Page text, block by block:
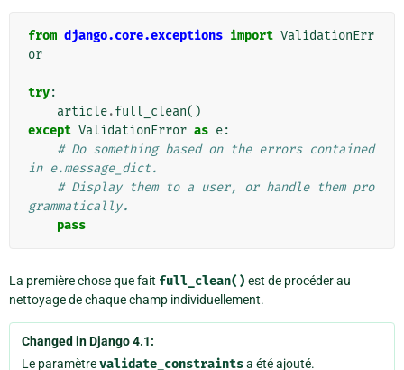
from django.core.exceptions import ValidationErr
or
try:
article.full_clean()
except ValidationError as e:
# Do something based on the errors contained
in e.message_dict.
# Display them to a user, or handle them pro
grammatically.
pass
La première chose que fait full_clean() est de procéder au
nettoyage de chaque champ individuellement.
Changed in Django 4.1:
Le paramètrevalidate_constraintsa été ajouté.